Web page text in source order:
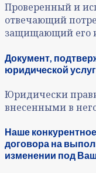
Проверенный и
отвечающий
защищающий его
Документ,
юридической
Юридически
внесенными в
Наше
договора на
изменении под